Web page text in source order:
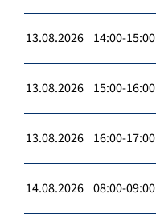
13.08.2026 14:00-15:00
13.08.2026 15:00-16:00
13.08.2026 16:00-17:00
14.08.2026 08:00-09:00